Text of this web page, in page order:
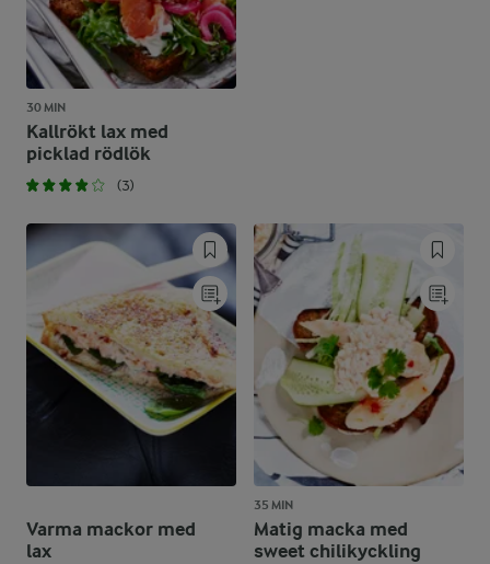
30 MIN
Kallrökt lax med
picklad rödlök
(3)
Varma mackor med
lax
35 MIN
Matig macka med
sweet chilikyckling